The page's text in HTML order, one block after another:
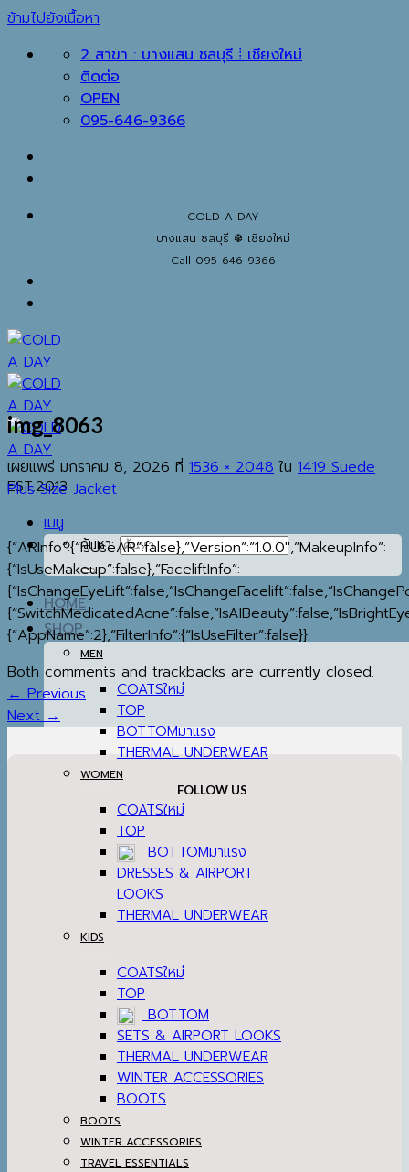
ข้ามไปยังเนื้อหา
2 สาขา : บางแสน ชลบุรี ⁞ เชียงใหม่
ติดต่อ
OPEN
095-646-9366
COLD A DAY
บางแสน ชลบุรี ❆ เชียงใหม่
Call 095-646-9366
EST.2013
เมนู
ค้นหา:
HOME
SHOP
MEN
COATS
TOP
BOTTOM
THERMAL UNDERWEAR
WOMEN
COATS
TOP
BOTTOM
DRESSES & AIRPORT
LOOKS
THERMAL UNDERWEAR
KIDS
COATS
TOP
BOTTOM
SETS & AIRPORT LOOKS
THERMAL UNDERWEAR
WINTER ACCESSORIES
BOOTS
BOOTS
WINTER ACCESSORIES
TRAVEL ESSENTIALS
img_8063
เผยแพร่ มกราคม 8, 2026 ที่ 1536 × 2048 ใน 1419 Suede
Plus Size Jacket
{“ARInfo”:{“IsUseAR”:false},”Version”:”1.0.0″,”MakeupInfo”:
{“IsUseMakeup”:false},”FaceliftInfo”:
{“AppName”:2},”FilterInfo”:{“IsUseFilter”:false}}
Both comments and trackbacks are currently closed.
←Previous
Next→
FOLLOW US